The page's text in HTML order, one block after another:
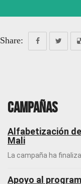
Share:
Campañas
Alfabetización
Mali
La campaña ha
Apoyo al